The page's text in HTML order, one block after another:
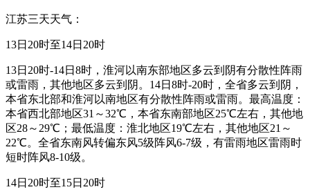
江苏三天天气：
13日20时至14日20时
13日20时-14日8时，淮河以南东部地区多云到阴有分散性阵雨
或雷雨，其他地区多云到阴。14日8时-20时，全省多云到阴，
本省东北部和淮河以南地区有分散性阵雨或雷雨。最高温度：
本省西北部地区31～32℃，本省东南部地区25℃左右，其他地
区28～29℃；最低温度：淮北地区19℃左右，其他地区21～
22℃。全省东南风转偏东风5级阵风6-7级，有雷雨地区雷雨时
短时阵风8-10级。
14日20时至15日20时